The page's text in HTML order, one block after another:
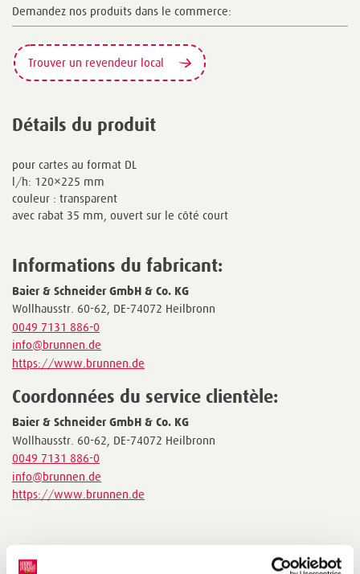
Demandez nos produits dans le commerce:
Trouver un revendeur local
Détails du produit
pour cartes au format DL
l/h: 120×225 mm
couleur : transparent
avec rabat 35 mm, ouvert sur le côté court
Informations du fabricant:
Baier & Schneider GmbH & Co. KG
Wollhausstr. 60-62, DE-74072 Heilbronn
0049 7131 886-0
info@brunnen.de
https://www.brunnen.de
Coordonnées du service clientèle:
Baier & Schneider GmbH & Co. KG
Wollhausstr. 60-62, DE-74072 Heilbronn
0049 7131 886-0
info@brunnen.de
https://www.brunnen.de